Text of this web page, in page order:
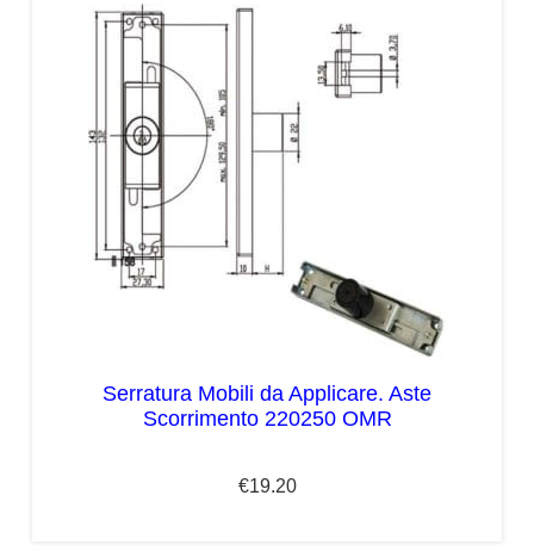
Serratura Mobili da Applicare. Aste
Scorrimento 220250 OMR
€19.20